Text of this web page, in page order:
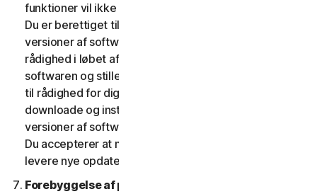
funktioner vil ikke være til rådighed på alle platforme.
Du er berettiget til at modtage nye funktioner og
versioner af softwaren, som vi fra tid til anden stiller til
rådighed i løbet af tjenestens løbetid. For at optimere
softwaren og stille den seneste version af softwaren
til rådighed for dig accepterer du, at softwaren kan
downloade og installere nye opdateringer og
versioner af softwaren, når de stilles til rådighed af os.
Du accepterer at modtage og giver os tilladelse til at
levere nye opdateringer og versioner til din enhed.
Forebyggelse af piratkopiering af software.